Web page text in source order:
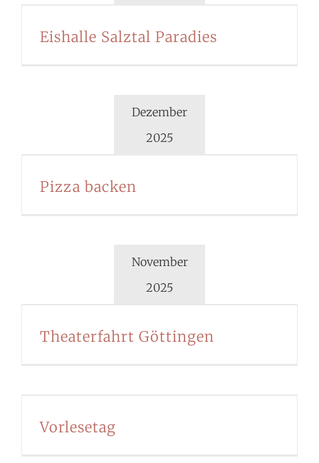
Eishalle Salztal Paradies
Dezember
2025
Pizza backen
November
2025
Theaterfahrt Göttingen
Vorlesetag